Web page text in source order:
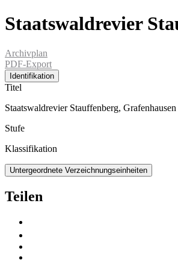
Staatswaldrevier
Archivplan
PDF-Export
Identifikation
Titel
Staatswaldrevier Stauffenberg,
Stufe
Klassifikation
Untergeordnete Verzeichnungseinheiten
Teilen